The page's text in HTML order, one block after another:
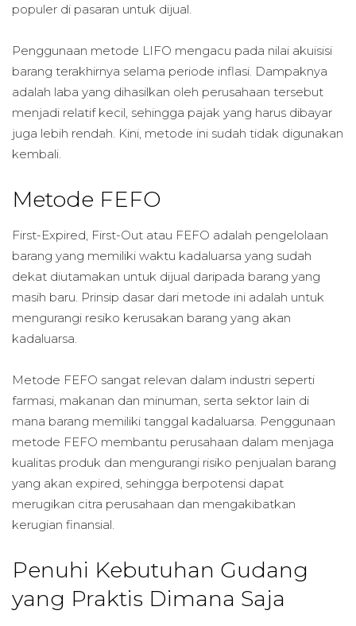
populer di pasaran untuk dijual.
Penggunaan metode LIFO mengacu pada nilai akuisisi
barang terakhirnya selama periode inflasi. Dampaknya
adalah laba yang dihasilkan oleh perusahaan tersebut
menjadi relatif kecil, sehingga pajak yang harus dibayar
juga lebih rendah. Kini, metode ini sudah tidak digunakan
kembali.
Metode FEFO
First-Expired, First-Out atau FEFO adalah pengelolaan
barang yang memiliki waktu kadaluarsa yang sudah
dekat diutamakan untuk dijual daripada barang yang
masih baru. Prinsip dasar dari metode ini adalah untuk
mengurangi resiko kerusakan barang yang akan
kadaluarsa.
Metode FEFO sangat relevan dalam industri seperti
farmasi, makanan dan minuman, serta sektor lain di
mana barang memiliki tanggal kadaluarsa. Penggunaan
metode FEFO membantu perusahaan dalam menjaga
kualitas produk dan mengurangi risiko penjualan barang
yang akan expired, sehingga berpotensi dapat
merugikan citra perusahaan dan mengakibatkan
kerugian finansial.
Penuhi Kebutuhan Gudang
yang Praktis Dimana Saja